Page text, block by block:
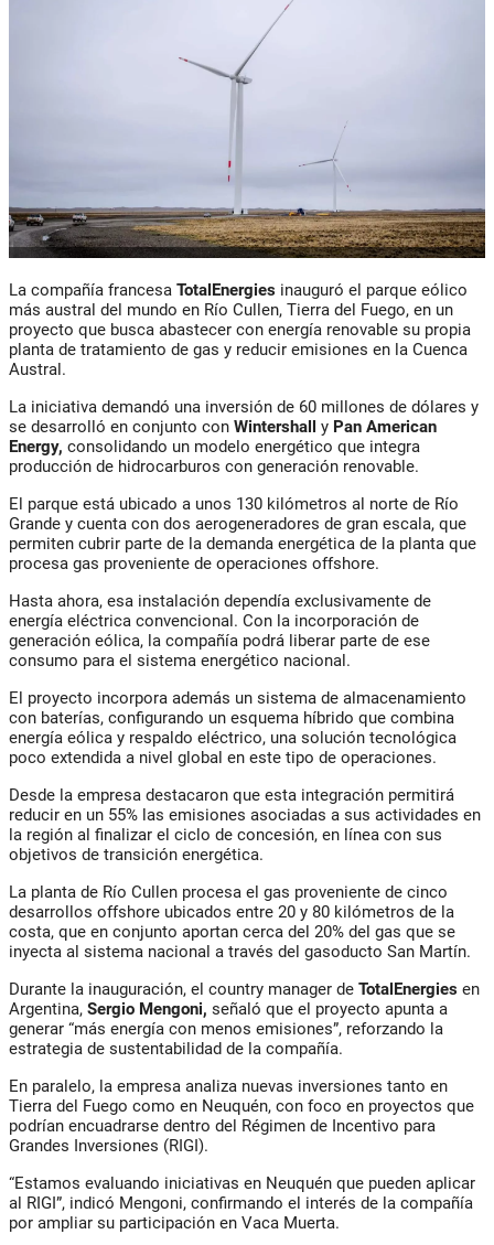
La compañía francesa TotalEnergies inauguró el parque eólico
más austral del mundo en Río Cullen, Tierra del Fuego, en un
proyecto que busca abastecer con energía renovable su propia
planta de tratamiento de gas y reducir emisiones en la Cuenca
Austral.
La iniciativa demandó una inversión de 60 millones de dólares y
se desarrolló en conjunto con Wintershall y Pan American
Energy, consolidando un modelo energético que integra
producción de hidrocarburos con generación renovable.
El parque está ubicado a unos 130 kilómetros al norte de Río
Grande y cuenta con dos aerogeneradores de gran escala, que
permiten cubrir parte de la demanda energética de la planta que
procesa gas proveniente de operaciones offshore.
Hasta ahora, esa instalación dependía exclusivamente de
energía eléctrica convencional. Con la incorporación de
generación eólica, la compañía podrá liberar parte de ese
consumo para el sistema energético nacional.
El proyecto incorpora además un sistema de almacenamiento
con baterías, configurando un esquema híbrido que combina
energía eólica y respaldo eléctrico, una solución tecnológica
poco extendida a nivel global en este tipo de operaciones.
Desde la empresa destacaron que esta integración permitirá
reducir en un 55% las emisiones asociadas a sus actividades en
la región al finalizar el ciclo de concesión, en línea con sus
objetivos de transición energética.
La planta de Río Cullen procesa el gas proveniente de cinco
desarrollos offshore ubicados entre 20 y 80 kilómetros de la
costa, que en conjunto aportan cerca del 20% del gas que se
inyecta al sistema nacional a través del gasoducto San Martín.
Durante la inauguración, el country manager de TotalEnergies en
Argentina, Sergio Mengoni, señaló que el proyecto apunta a
generar “más energía con menos emisiones”, reforzando la
estrategia de sustentabilidad de la compañía.
En paralelo, la empresa analiza nuevas inversiones tanto en
Tierra del Fuego como en Neuquén, con foco en proyectos que
podrían encuadrarse dentro del Régimen de Incentivo para
Grandes Inversiones (RIGI).
“Estamos evaluando iniciativas en Neuquén que pueden aplicar
al RIGI”, indicó Mengoni, confirmando el interés de la compañía
por ampliar su participación en Vaca Muerta.